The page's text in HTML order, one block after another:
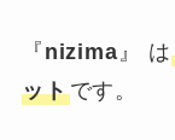
『 nizima』 は
ットです。